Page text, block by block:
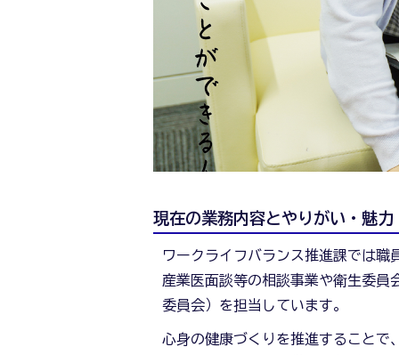
ー
｜
ワ
ー
ク
ラ
イ
現在の業務内容とやりがい・魅力
ワークライフバランス推進課では職
産業医面談等の相談事業や衛生委員
委員会）を担当しています。
心身の健康づくりを推進することで